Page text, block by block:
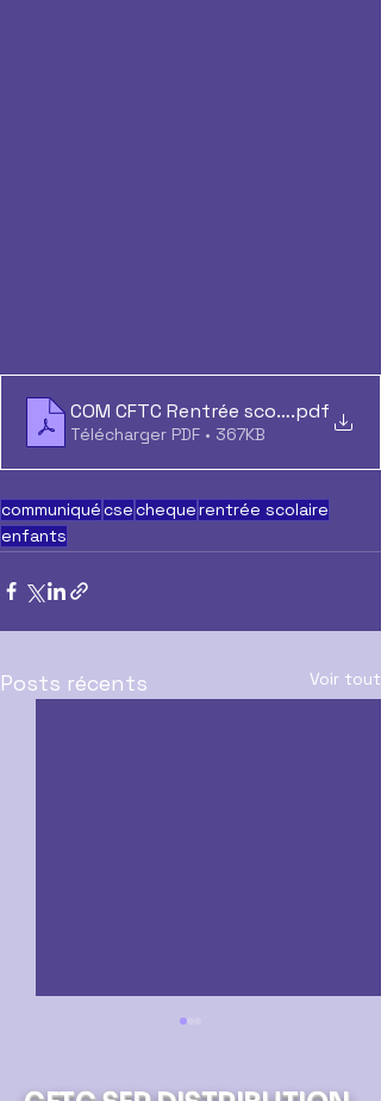
COM CFTC Rentrée scolaire
.pdf
Télécharger PDF • 367KB
communiquécsechequerentrée scolaire
enfants
Posts récents Voir tout